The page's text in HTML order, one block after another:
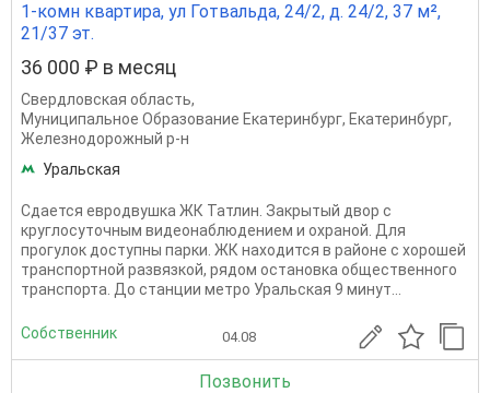
1-комн квартира, ул Готвальда, 24/2, д. 24/2, 37 м²,
21/37 эт.
36 000 ₽ в месяц
Свердловская область,
Муниципальное Образование Екатеринбург, Екатеринбург,
Железнодорожный р-н
Уральская
Сдается евродвушка ЖК Татлин. Закрытый двор с
круглосуточным видеонаблюдением и охраной. Для
прогулок доступны парки. ЖК находится в районе с хорошей
транспортной развязкой, рядом остановка общественного
транспорта. До станции метро Уральская 9 минут...
Собственник 04.08
Позвонить